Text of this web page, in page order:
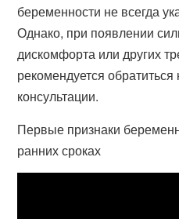
беременности не всегда
Однако, при появлении
дискомфорта или других
рекомендуется
консультации.
Первые признаки
ранних сроках